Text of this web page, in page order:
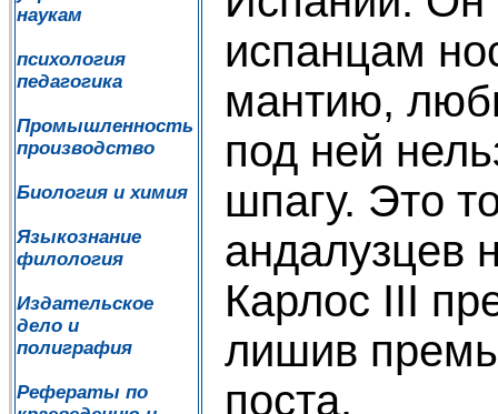
наукам
психология
педагогика
Промышленность
производство
Биология и химия
Языкознание
филология
Издательское
дело и
полиграфия
Рефераты по
испанцам
мантию,
под ней
шпагу. Это
андалузцев
Карлос III
лишив
поста.